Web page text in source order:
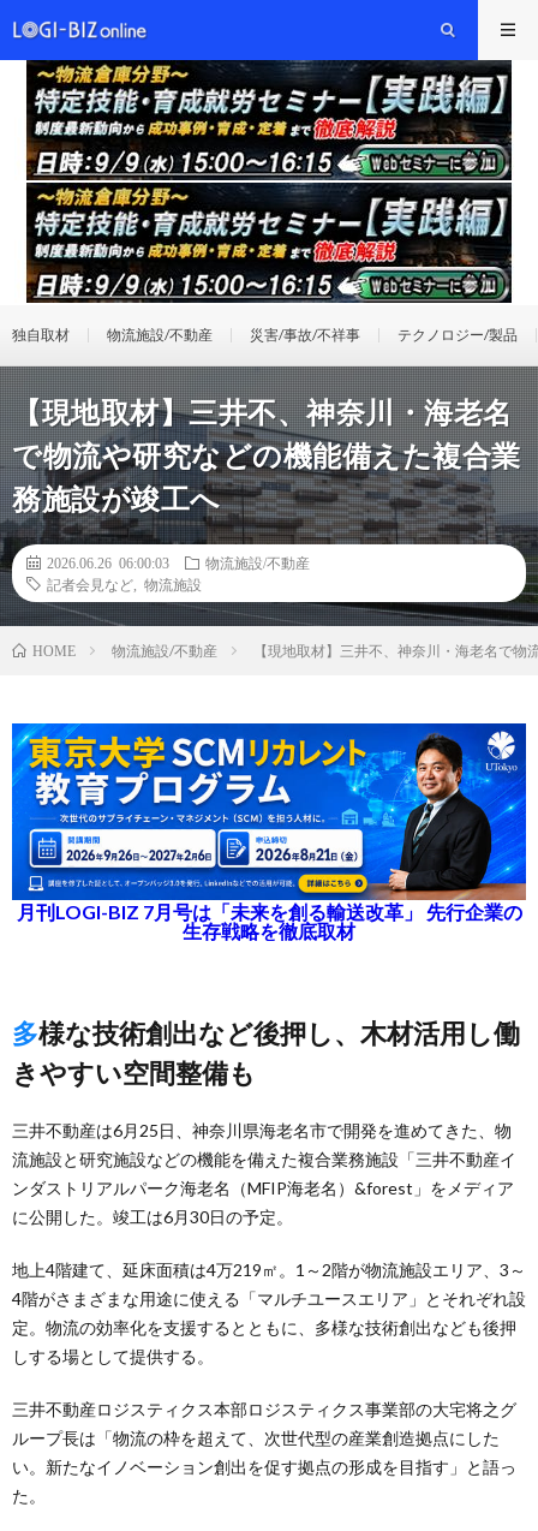
独自取材 物流施設/不動産 災害/事故/不祥事 テクノロジー/製品
【現地取材】三井不、神奈川・海老名
で物流や研究などの機能備えた複合業
務施設が竣工へ
2026.06.26 06:00:03
物流施設/不動産
記者会見など
物流施設
HOME 物流施設/不動産 【現地取材】三井不、神奈川・海老名で
月刊LOGI-BIZ 7月号は「未来を創る輸送改革」 先行企業の
生存戦略を徹底取材
多様な技術創出など後押し、木材活用し働
きやすい空間整備も
三井不動産は6月25日、神奈川県海老名市で開発を進めてきた、物
流施設と研究施設などの機能を備えた複合業務施設「三井不動産イ
ンダストリアルパーク海老名（MFIP海老名）&forest」をメディア
に公開した。竣工は6月30日の予定。
地上4階建て、延床面積は4万219㎡。1～2階が物流施設エリア、3～
4階がさまざまな用途に使える「マルチユースエリア」とそれぞれ設
定。物流の効率化を支援するとともに、多様な技術創出なども後押
しする場として提供する。
三井不動産ロジスティクス本部ロジスティクス事業部の大宅将之グ
ループ長は「物流の枠を超えて、次世代型の産業創造拠点にした
い。新たなイノベーション創出を促す拠点の形成を目指す」と語っ
た。